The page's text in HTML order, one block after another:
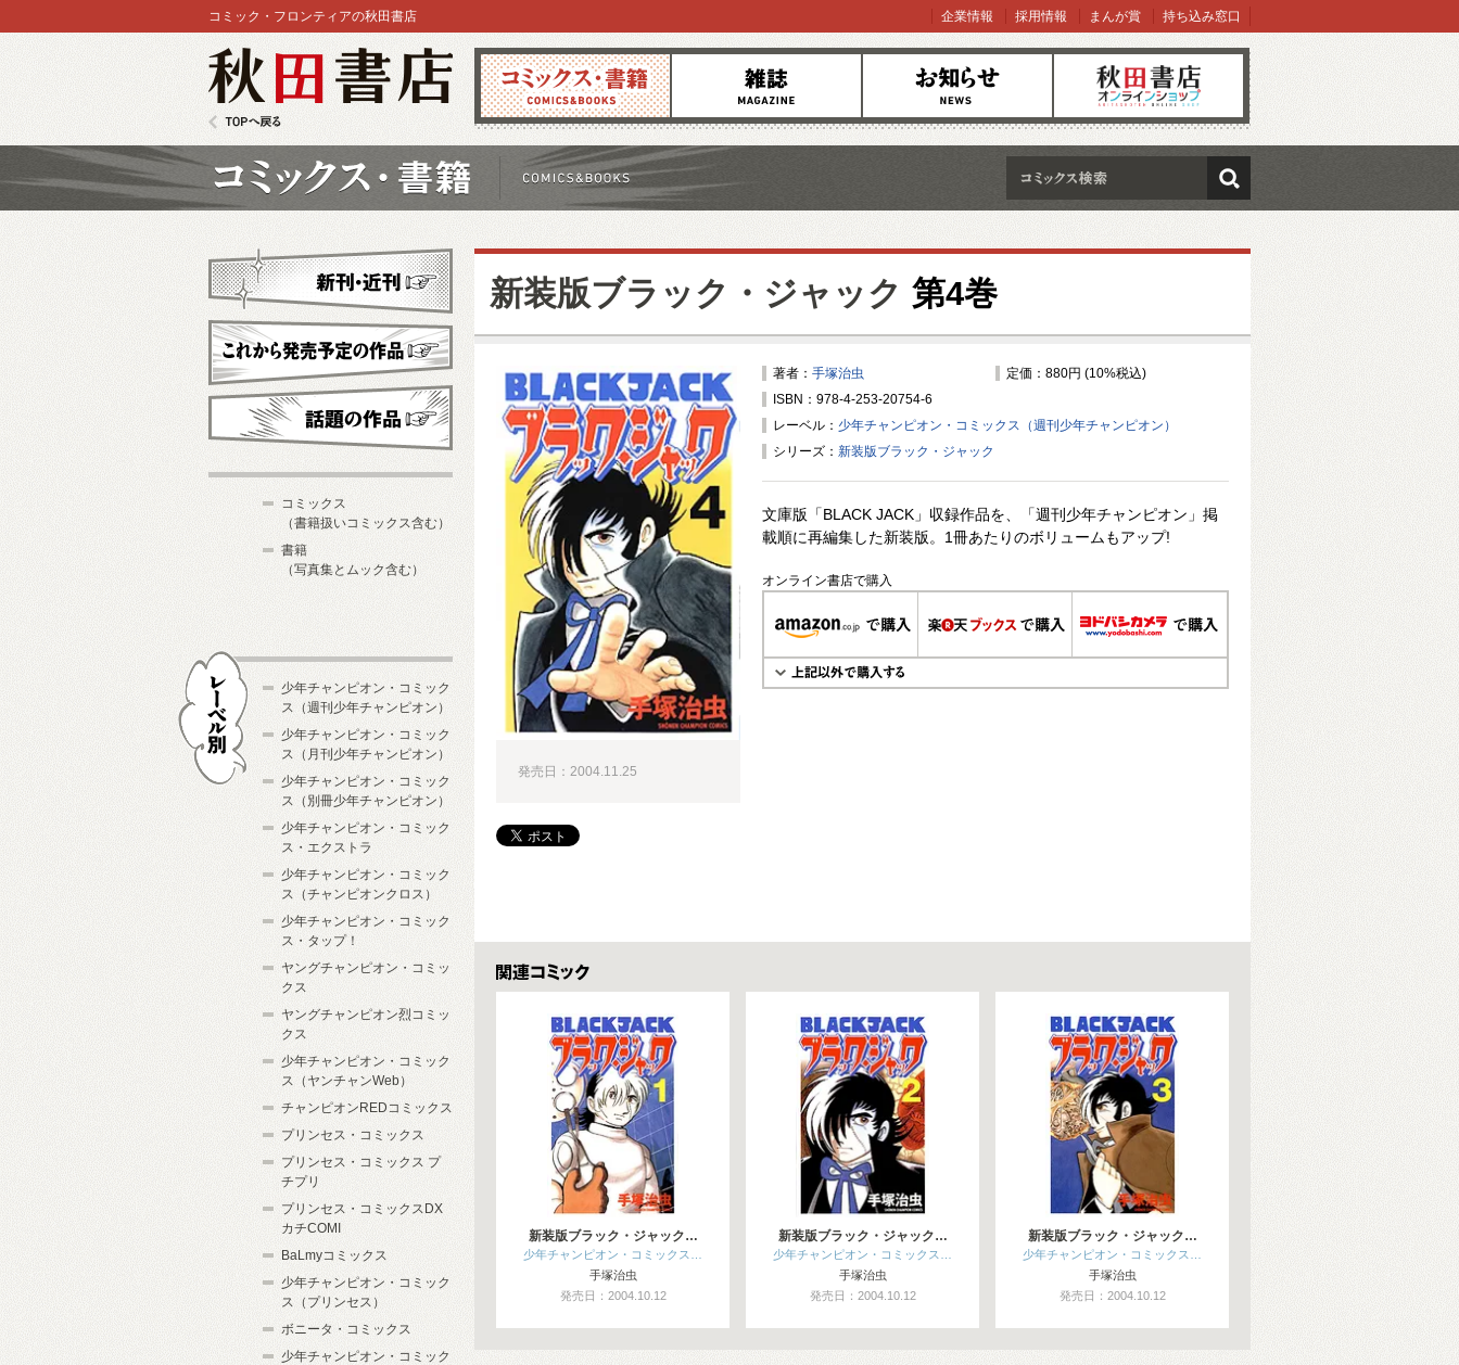
コミックス 雑誌 お知らせ オンラインショップ
コミック・フロンティアの秋田書店 企業情報 採用情報 まんが賞 持ち込み窓口
検索
新装版ブラック・ジャック 第4巻
著者： 手塚治虫
定価：880円 (10%税込)
ISBN：978-4-253-20754-6
レーベル： 少年チャンピオン・コミックス（週刊少年チャンピオン）
シリーズ： 新装版ブラック・ジャック
文庫版「BLACK JACK」収録作品を、「週刊少年チャンピオン」掲
載順に再編集した新装版。1冊あたりのボリュームもアップ!
オンライン書店で購入
発売日：2004.11.25
関連コミックス
新装版ブラック・ジャック…
少年チャンピオン・コミックス…
手塚治虫
発売日：2004.10.12
新装版ブラック・ジャック…
少年チャンピオン・コミックス…
手塚治虫
発売日：2004.10.12
新装版ブラック・ジャック…
少年チャンピオン・コミックス…
手塚治虫
発売日：2004.10.12
新刊・近刊
これから発売予定
コミックス
（書籍扱いコミックス含む）
書籍
（写真集とムック含む）
少年チャンピオン・コミック
ス（週刊少年チャンピオン）
少年チャンピオン・コミック
ス（月刊少年チャンピオン）
少年チャンピオン・コミック
ス（別冊少年チャンピオン）
少年チャンピオン・コミック
ス・エクストラ
少年チャンピオン・コミック
ス（チャンピオンクロス）
少年チャンピオン・コミック
ス・タップ！
ヤングチャンピオン・コミッ
クス
ヤングチャンピオン烈コミッ
クス
少年チャンピオン・コミック
ス（ヤンチャンWeb）
チャンピオンREDコミックス
プリンセス・コミックス
プリンセス・コミックス プ
チプリ
プリンセス・コミックスDX
カチCOMI
BaLmyコミックス
少年チャンピオン・コミック
ス（プリンセス）
ボニータ・コミックス
少年チャンピオン・コミック